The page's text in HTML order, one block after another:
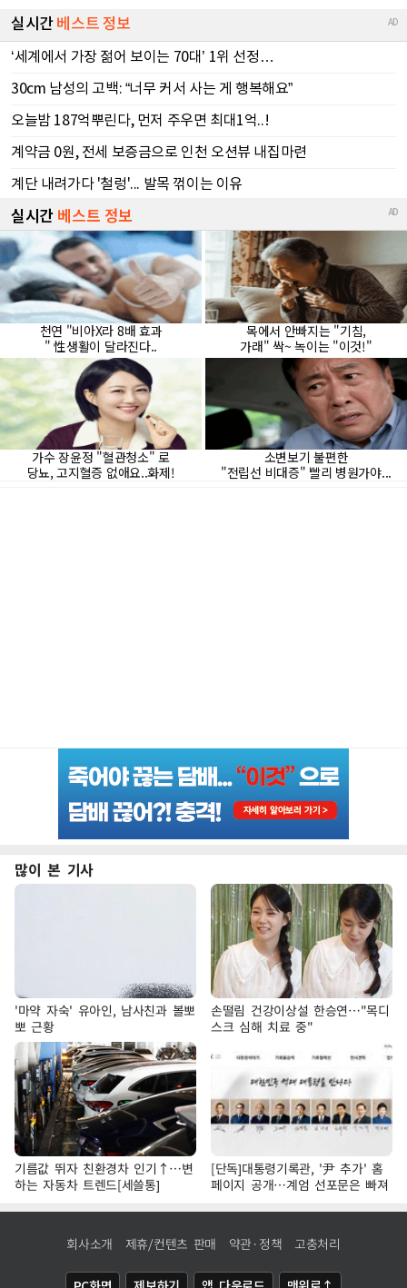
많이 본 기사
'마약 자숙' 유아인, 남사친과 볼뽀
뽀 근황
손떨림 건강이상설 한승연…"목디
스크 심해 치료 중"
기름값 뛰자 친환경차 인기↑…변
하는 자동차 트렌드[세쓸통]
[단독]대통령기록관, '尹 추가' 홈
페이지 공개…계엄 선포문은 빠져
회사소개 제휴/컨텐츠 판매 약관·정책 고충처리